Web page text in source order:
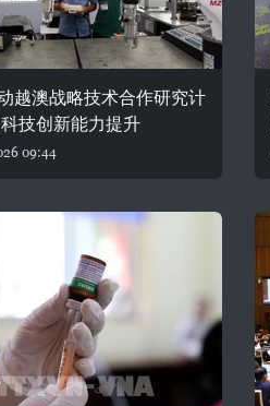
越澳战略技术合作研究计
技创新能力提升
09:44